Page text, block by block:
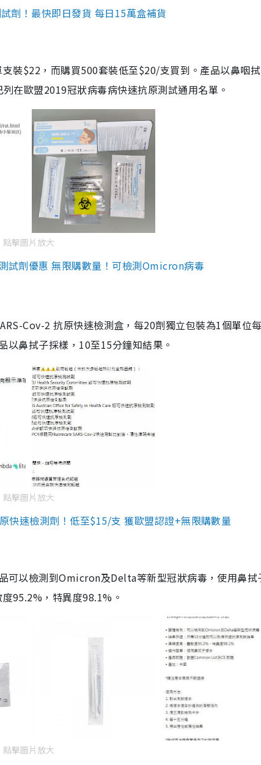
劑！最快即日發貨 每日15萬盒補貨
裝$22，而購買500套裝低至$20/支買到。產品以鼻咽
在歐盟2019冠狀病毒病快速抗原測試通用名單。
點擊圖片放大
試劑優惠 無限購數量！可檢測Omicron病毒
Cov-2 抗原快速檢測盒，每20劑獨立包裝為1個單位
鼻拭子採樣，10至15分鐘知結果。
點擊圖片放大
快速檢測劑！低至$15/支 獲歐盟認證+無限購數量
可以檢測到Omicron及Delta等新型冠狀病毒，使用鼻拭
95.2%，特異度98.1%。
點擊圖片放大